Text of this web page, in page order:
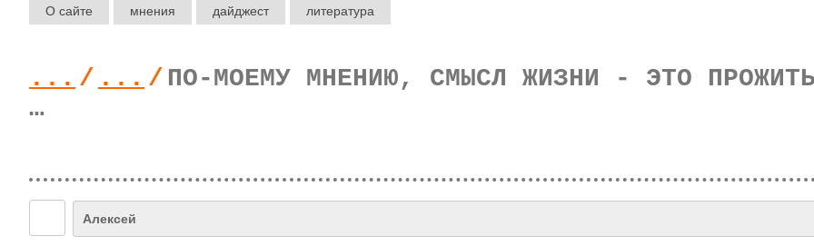
О сайте мнения дайджест литература
... / ... / ПО-МОЕМУ МНЕНИЮ, СМЫСЛ ЖИЗНИ - ЭТО
…
Алексей